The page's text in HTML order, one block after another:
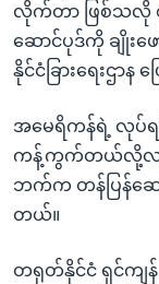
လိုက်တာ ဖြစ်သ
ဆောင်ပုဒ်ကို ချိုး
နိုင်ငံခြားရေးဌာန
အမေရိကန်ရဲ့ လုပ်ရ
ကန့်ကွက်တယ်လို့လည်
ဘက်က တန်ပြန်ဆ
တယ်။
တရုတ်နိုင်ငံ ရှင်ကျ